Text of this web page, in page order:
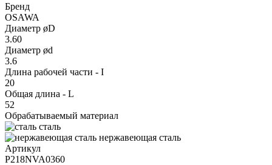
Бренд
OSAWA
Диаметр øD
3.60
Диаметр ød
3.6
Длина рабочей части - I
20
Общая длина - L
52
Обрабатываемый материал
сталь
нержавеющая сталь
Артикул
P218NVA0360